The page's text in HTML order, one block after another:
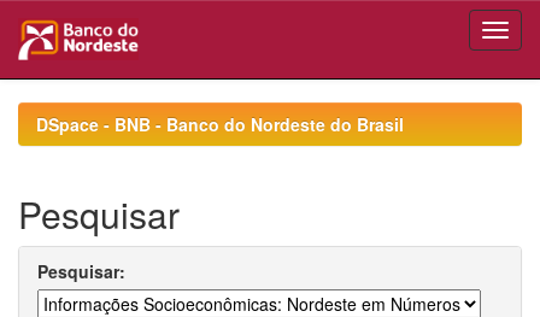
navigationDSpace - BNB - Banco do Nordeste do Brasil
Pesquisar
Pesquisar: